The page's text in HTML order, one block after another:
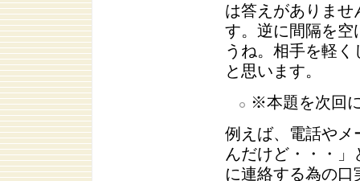
は答えがありま
す。逆に間隔を空
うね。相手を軽
と思います。
※本題を次回
例えば、電話やメ
んだけど・・・
に連絡する為の